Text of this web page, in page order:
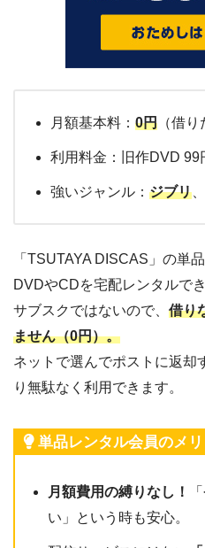
月額基本料： 0円 （借
利用料金：旧作DVD 99
強いジャンル： ジブリ
「TSUTAYA DISCAS」の単
DVDやCDを宅配レンタルで
サブスクではないので、 借り
ません（0円）。
ネットで選んでポストに返却
り無駄なく利用できます。
単品レンタル会員のメリ
月額費用の縛りなし！
い」という時も安心。